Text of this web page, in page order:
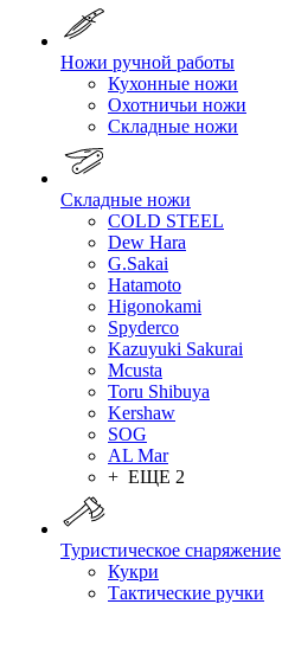
Ножи ручной работы
Кухонные ножи
Охотничьи ножи
Складные ножи
Складные ножи
COLD STEEL
Dew Hara
G.Sakai
Hatamoto
Higonokami
Spyderco
Kazuyuki Sakurai
Mcusta
Toru Shibuya
Kershaw
SOG
AL Mar
+ ЕЩЕ 2
Туристическое снаряжение
Кукри
Тактические ручки